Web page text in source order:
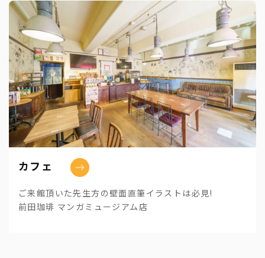
カフェ
ご来館頂いた先生方の壁面直筆イラストは必見!
前田珈琲 マンガミュージアム店